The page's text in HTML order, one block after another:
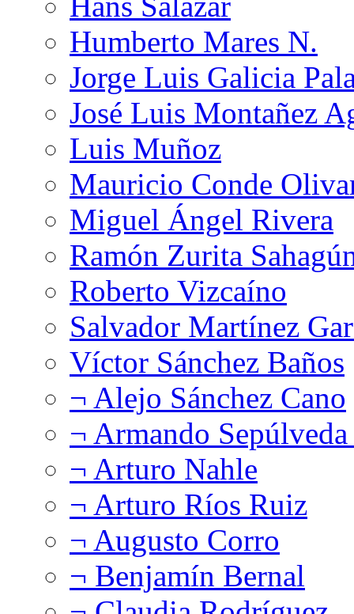
Humberto Mares N.
Jorge Luis Galicia
José Luis Montañez
Luis Muñoz
Mauricio Conde
Miguel Ángel Rivera
Ramón Zurita
Roberto Vizcaíno
Salvador Martínez
Víctor Sánchez Baños
¬ Alejo Sánchez Cano
¬ Armando
¬ Arturo Nahle
¬ Arturo Ríos Ruiz
¬ Augusto Corro
¬ Benjamín Bernal